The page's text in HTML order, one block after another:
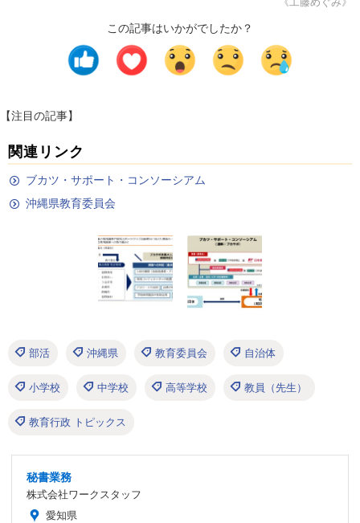
この記事はいかがでしたか？
【注目の記事】
関連リンク
ブカツ・サポート・コンソーシアム
沖縄県教育委員会
部活 沖縄県 教育委員会 自治体
小学校 中学校 高等学校 教員（先生）
教育行政 トピックス
秘書業務
株式会社ワークスタッフ
愛知県